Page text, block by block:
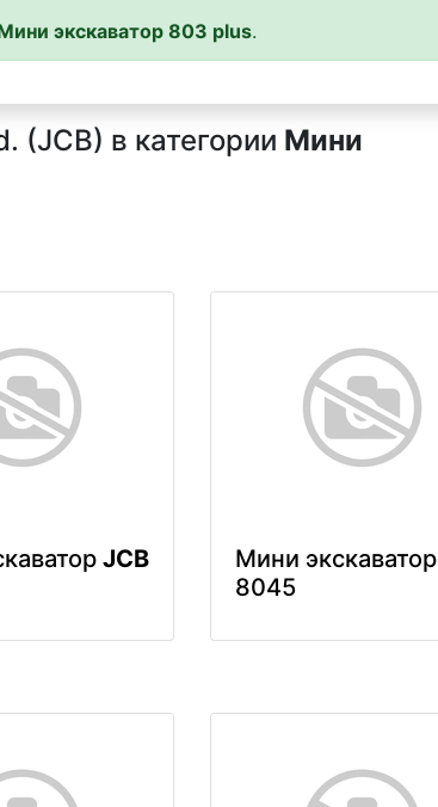
экскаватор 803 plus.
(JCB) в категории Мини
JCB
Мини экскаватор
8045